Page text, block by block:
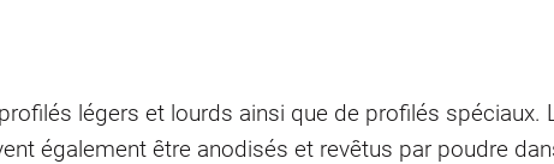
légers et lourds ainsi que de profilés spéciaux.
également être anodisés et revêtus par poudre